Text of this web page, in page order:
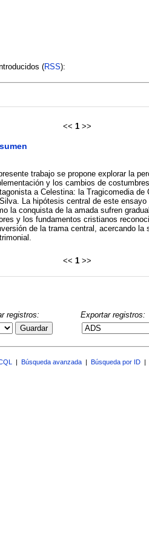
(RSS):
<< 1 >>
trabajo se propone explorar la
y los cambios de
a Celestina: la Tragicomedia
La hipótesis central de este
la conquista de la amada sufren
y los fundamentos cristianos
de la trama central, acercando la
<< 1 >>
registros:
Guardar
Exportar registros:
Búsqueda avanzada Búsqueda por ID